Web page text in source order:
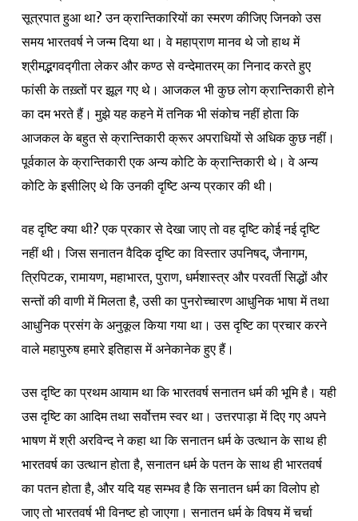
सूत्रपात हुआ था? उन क्रान्तिकारियों का स्मरण कीजिए जिनको उस
समय भारतवर्ष ने जन्म दिया था। वे महाप्राण मानव थे जो हाथ में
श्रीमद्भगवद्गीता लेकर और कण्ठ से वन्देमातरम् का निनाद करते हुए
फांसी के तख़्तों पर झूल गए थे। आजकल भी कुछ लोग क्रान्तिकारी होने
का दम भरते हैं। मुझे यह कहने में तनिक भी संकोच नहीं होता कि
आजकल के बहुत से क्रान्तिकारी क्रूर अपराधियों से अधिक कुछ नहीं।
पूर्वकाल के क्रान्तिकारी एक अन्य कोटि के क्रान्तिकारी थे। वे अन्य
कोटि के इसीलिए थे कि उनकी दृष्टि अन्य प्रकार की थी।
वह दृष्टि क्या थी? एक प्रकार से देखा जाए तो वह दृष्टि कोई नई दृष्टि
नहीं थी। जिस सनातन वैदिक दृष्टि का विस्तार उपनिषद्, जैनागम,
त्रिपिटक, रामायण, महाभारत, पुराण, धर्मशास्त्र और परवर्ती सिद्धों और
सन्तों की वाणी में मिलता है, उसी का पुनरोच्चारण आधुनिक भाषा में तथा
आधुनिक प्रसंग के अनुकूल किया गया था। उस दृष्टि का प्रचार करने
वाले महापुरुष हमारे इतिहास में अनेकानेक हुए हैं।
उस दृष्टि का प्रथम आयाम था कि भारतवर्ष सनातन धर्म की भूमि है। यही
उस दृष्टि का आदिम तथा सर्वोत्तम स्वर था। उत्तरपाड़ा में दिए गए अपने
भाषण में श्री अरविन्द ने कहा था कि सनातन धर्म के उत्थान के साथ ही
भारतवर्ष का उत्थान होता है, सनातन धर्म के पतन के साथ ही भारतवर्ष
का पतन होता है, और यदि यह सम्भव है कि सनातन धर्म का विलोप हो
जाए तो भारतवर्ष भी विनष्ट हो जाएगा। सनातन धर्म के विषय में चर्चा